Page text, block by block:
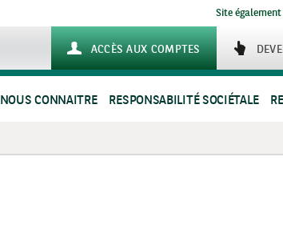
Site
ACCÈS AUX COMPTES
NOUS CONNAITRE RESPONSABILITÉ SOCIÉTALE